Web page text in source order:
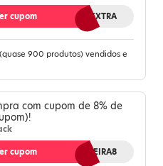
AMO15EXTRA
cupom
900 produtos) vendidos e
com cupom de 8% de
PRIMEIRA8
cupom